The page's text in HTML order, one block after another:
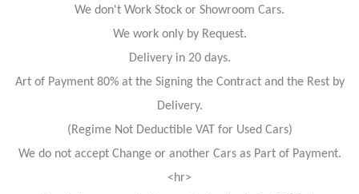
We don't Work Stock or Showroom Cars.
We work only by Request.
Delivery in 20 days.
Art of Payment 80% at the Signing the Contract and the Rest by
Delivery.
(Regime Not Deductible VAT for Used Cars)
We do not accept Change or another Cars as Part of Payment.
<hr>